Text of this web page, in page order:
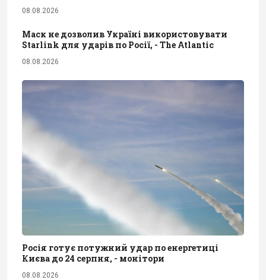
08.08.2026
Маск не дозволив Україні використовувати
Starlink для ударів по Росії, - The Atlantic
08.08.2026
Росія готує потужний удар по енергетиці
Києва до 24 серпня, - монітори
08.08.2026